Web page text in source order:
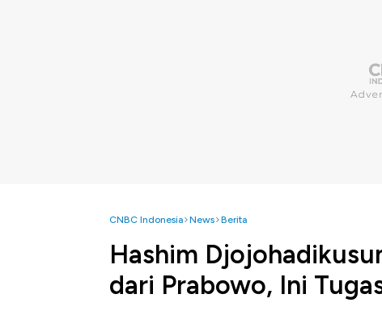
CNBC Indonesia News Berita
Hashim
dari Prabowo, Ini